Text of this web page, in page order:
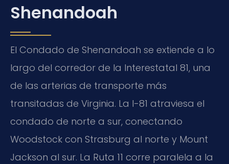
Shenandoah
El Condado de Shenandoah se extiende a lo
largo del corredor de la Interestatal 81, una
de las arterias de transporte más
transitadas de Virginia. La I-81 atraviesa el
condado de norte a sur, conectando
Woodstock con Strasburg al norte y Mount
Jackson al sur. La Ruta 11 corre paralela a la